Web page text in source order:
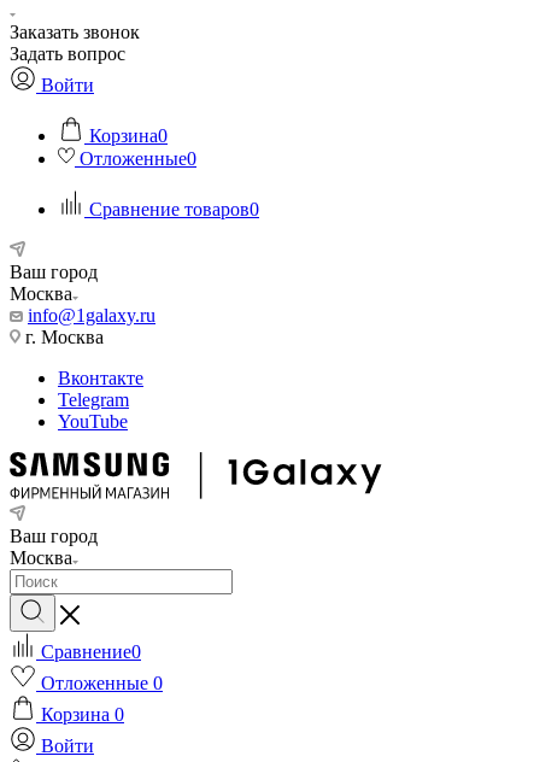
Заказать звонок
Задать вопрос
Войти
Корзина0
Отложенные0
Сравнение товаров0
Ваш город
Москва
info@1galaxy.ru
г. Москва
Вконтакте
Telegram
YouTube
Ваш город
Москва
Сравнение0
Отложенные 0
Корзина 0
Войти